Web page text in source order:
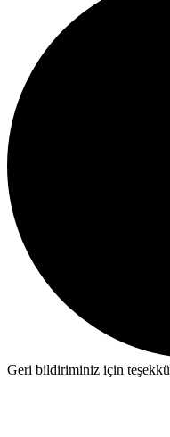
Geri bildiriminiz için